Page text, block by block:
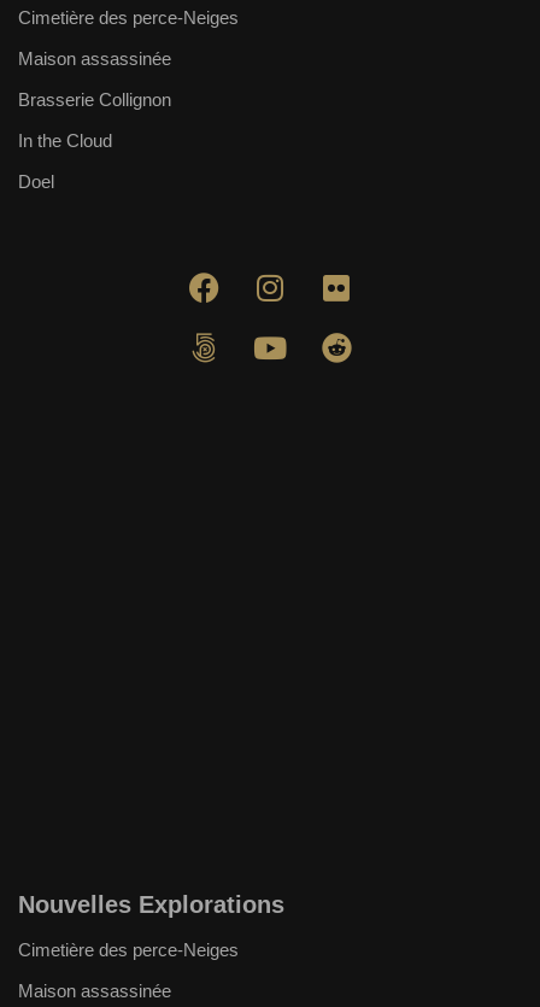
Cimetière des perce-Neiges
Maison assassinée
Brasserie Collignon
In the Cloud
Doel
Nouvelles Explorations
Cimetière des perce-Neiges
Maison assassinée